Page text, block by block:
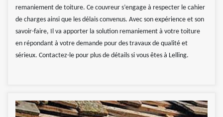
remaniement de toiture. Ce couvreur s’engage à respecter le cahier
de charges ainsi que les délais convenus. Avec son expérience et son
savoir-faire, Il va apporter la solution remaniement à votre toiture
en répondant à votre demande pour des travaux de qualité et
sérieux. Contactez-le pour plus de détails si vous êtes à Lelling.